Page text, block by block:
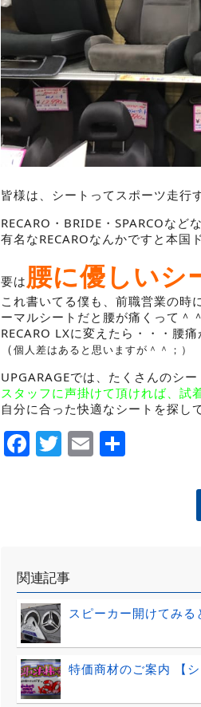
皆様は、シートってスポーツ走行
RECARO・BRIDE・SPARCOなど
有名なRECAROなんかですと本国
要は腰に優しいシ
これ書いてる僕も、前職営業の時
ーマルシートだと腰が痛くって＾
RECARO LXに変えたら・・・腰
（個人差はあると思いますが＾＾；）
UPGARAGEでは、たくさんのシ
スタッフに声掛けて頂ければ、試
自分に合った快適なシートを探し
Facebook
Twitter
Email
関連記事
スピーカー開けてみる
特価商材のご案内 【